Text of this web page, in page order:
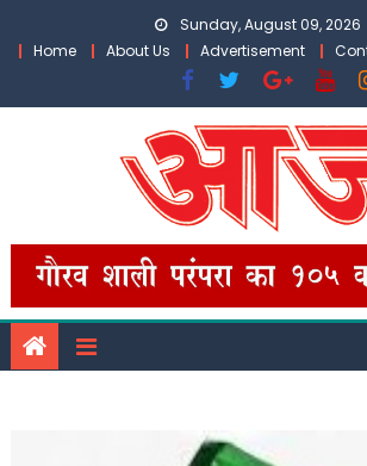
Sunday, August 09, 2026
Home
About Us Advertisement